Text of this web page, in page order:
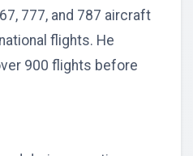
777, and 787 aircraft
flights. He
900 flights before